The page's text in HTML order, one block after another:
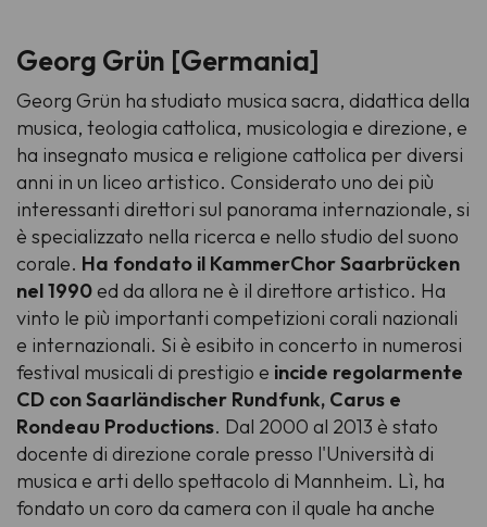
Georg Grün [Germania]
Georg Grün ha studiato musica sacra, didattica della
musica, teologia cattolica, musicologia e direzione, e
ha insegnato musica e religione cattolica per diversi
anni in un liceo artistico. Considerato uno dei più
interessanti direttori sul panorama internazionale, si
è specializzato nella ricerca e nello studio del suono
corale. Ha fondato il KammerChor Saarbrücken
nel 1990ed da allora ne è il direttore artistico. Ha
vinto le più importanti competizioni corali nazionali
e internazionali. Si è esibito in concerto in numerosi
festival musicali di prestigio e incide regolarmente
CD con Saarländischer Rundfunk, Carus e
Rondeau Productions. Dal 2000 al 2013 è stato
docente di direzione corale presso l'Università di
musica e arti dello spettacolo di Mannheim. Lì, ha
fondato un coro da camera con il quale ha anche